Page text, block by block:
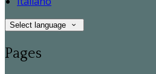
Select language
Pages